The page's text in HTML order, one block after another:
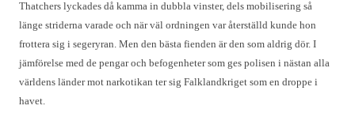
Thatchers lyckades då kamma in dubbla vinster, dels mobilisering så
länge striderna varade och när väl ordningen var återställd kunde hon
frottera sig i segeryran. Men den bästa fienden är den som aldrig dör. I
jämförelse med de pengar och befogenheter som ges polisen i nästan alla
världens länder mot narkotikan ter sig Falklandkriget som en droppe i
havet.